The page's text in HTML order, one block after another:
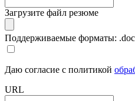
Загрузите файл резюме
Поддерживаемые форматы:
Даю согласие с политикой
URL